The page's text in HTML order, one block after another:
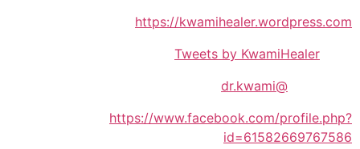
https://kwamihealer.wordpress.com
Tweets by KwamiHealer
@dr.kwami
https://www.facebook.com/profile.php?
id=61582669767586